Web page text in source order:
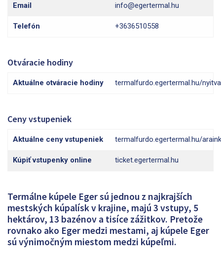
Email info@egertermal.hu
Telefón +3636510558
Otváracie hodiny
Aktuálne otváracie hodiny termalfurdo.egertermal.hu/
Ceny vstupeniek
Aktuálne ceny vstupeniek termalfurdo.egertermal.hu/araink
Kúpiť vstupenky online ticket.egertermal.hu
Termálne kúpele Eger sú jednou z najkrajších
mestských kúpalísk v krajine, majú 3 vstupy, 5
hektárov, 13 bazénov a tisíce zážitkov. Pretože
rovnako ako Eger medzi mestami, aj kúpele Eger
sú výnimočným miestom medzi kúpeľmi.